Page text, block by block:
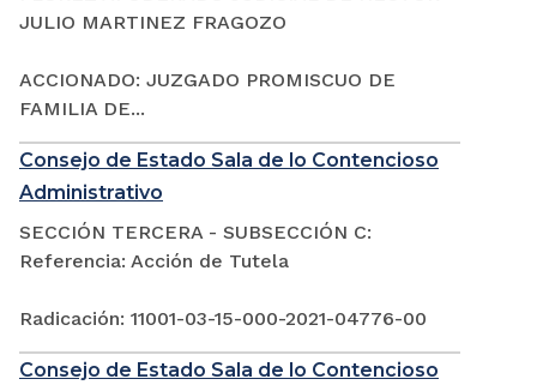
JULIO MARTINEZ FRAGOZO
ACCIONADO: JUZGADO PROMISCUO DE
FAMILIA DE...
Consejo de Estado Sala de lo Contencioso
Administrativo
SECCIÓN TERCERA - SUBSECCIÓN C:
Referencia: Acción de Tutela
Radicación: 11001-03-15-000-2021-04776-00
Consejo de Estado Sala de lo Contencioso